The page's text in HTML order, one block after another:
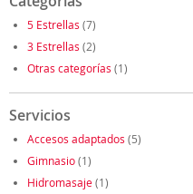
5 Estrellas (7)
3 Estrellas (2)
Otras categorías (1)
Servicios
Accesos adaptados (5)
Gimnasio(1)
Hidromasaje(1)